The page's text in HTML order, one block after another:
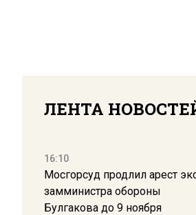
ЛЕНТА
16:10
Мосгорсуд продлил арест
замминистра обороны
Булгакова до 9 ноября